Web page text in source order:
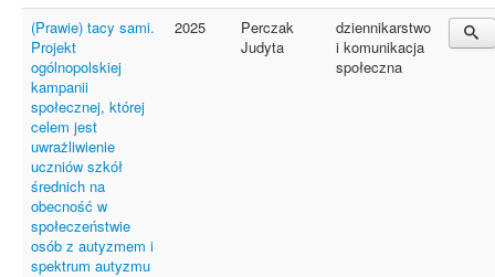
(Prawie) tacy sami.
Projekt
ogólnopolskiej
kampanii
społecznej, której
celem jest
uwrażliwienie
uczniów szkół
średnich na
obecność w
społeczeństwie
osób z autyzmem i
spektrum autyzmu
2025
Perczak
Judyta
dziennikarstwo
i komunikacja
społeczna